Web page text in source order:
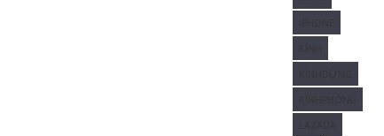
KÍNHDỰNG
LAZADA